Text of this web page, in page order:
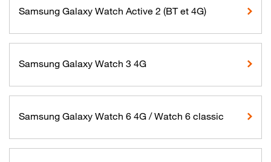
Samsung Galaxy Watch Active 2 (BT et 4G)
Samsung Galaxy Watch 3 4G
Samsung Galaxy Watch 6 4G / Watch 6 classic